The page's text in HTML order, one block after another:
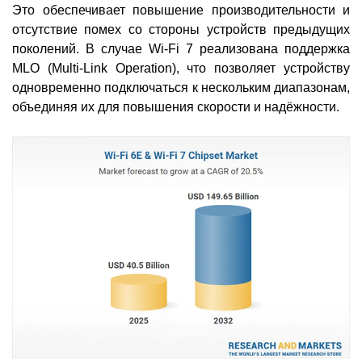
Это обеспечивает повышение производительности и
отсутствие помех со стороны устройств предыдущих
поколений. В случае Wi-Fi 7 реализована поддержка
MLO (Multi-Link Operation), что позволяет устройству
одновременно подключаться к нескольким диапазонам,
объединяя их для повышения скорости и надёжности.